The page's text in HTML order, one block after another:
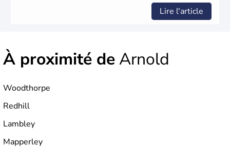
Lire l'article
À proximité deArnold
Woodthorpe
Redhill
Lambley
Mapperley